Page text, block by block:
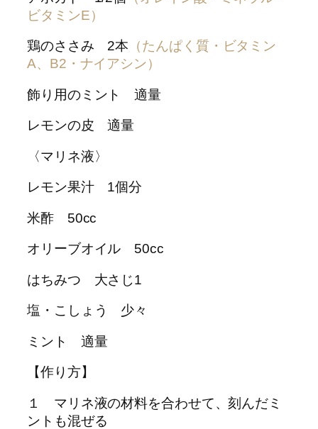
ビタミンE）
鶏のささみ 2本 （たんぱく質・ビタミン
A、B2・ナイアシン）
飾り用のミント 適量
レモンの皮 適量
〈マリネ液〉
レモン果汁 1個分
米酢 50cc
オリーブオイル 50cc
はちみつ 大さじ1
塩・こしょう 少々
ミント 適量
【作り方】
１ マリネ液の材料を合わせて、刻んだミ
ントも混ぜる